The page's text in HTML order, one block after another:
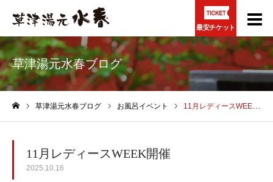
最安チケット
草津湯元水春ブログ
草津湯元水春ブログ お風呂イベント 11月レディースWEEK開催
11月レディースWEEK開催
2025.10.16